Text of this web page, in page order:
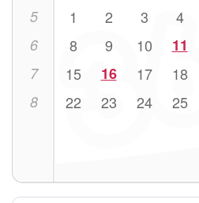
5 1 2 3 4
6 8 9 10 11
7 15 16 17 18
8 22 23 24 25